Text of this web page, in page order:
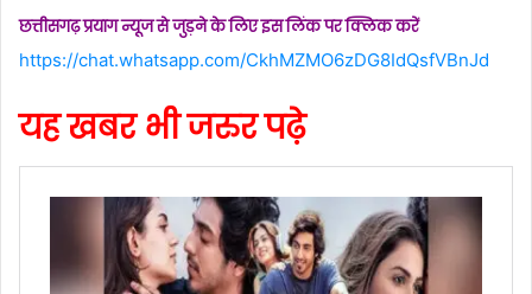
छत्तीसगढ़ प्रयाग न्यूज से जुड़ने के लिए इस लिंक पर क्लिक करें
https://chat.whatsapp.com/CkhMZMO6zDG8IdQsfVBnJd
यह खबर भी जरुर पढ़े